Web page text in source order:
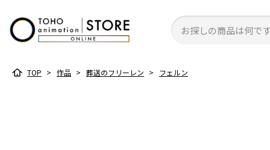
TOP > 作品 > 葬送のフリーレン > フェルン